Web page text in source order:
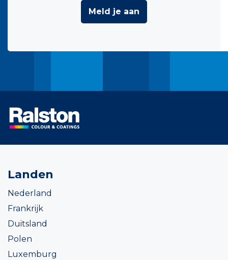
Meld je aan
Landen
Nederland
Frankrijk
Duitsland
Polen
Luxemburg